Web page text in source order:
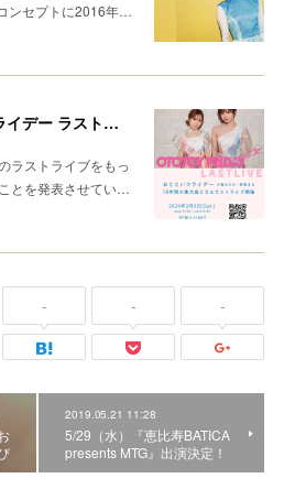
ンセプトに2016年…
2024/3/9(土)「おとといフライデー ラストライブ 2016-2024」開催
ラストライブをもっ
とを発表させてい…
- - -
2019.05.21 11:28
5/29（水）『恵比寿BATICA
presents MTG』出演決定！